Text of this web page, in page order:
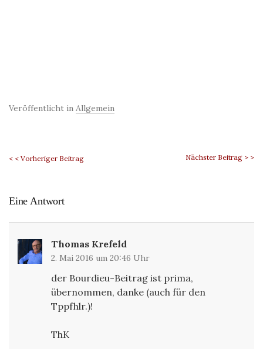
Veröffentlicht in Allgemein
< < Vorheriger Beitrag Nächster Beitrag > >
Eine Antwort
Thomas Krefeld
2. Mai 2016 um 20:46 Uhr
der Bourdieu-Beitrag ist prima,
übernommen, danke (auch für den
Tppfhlr.)!
ThK